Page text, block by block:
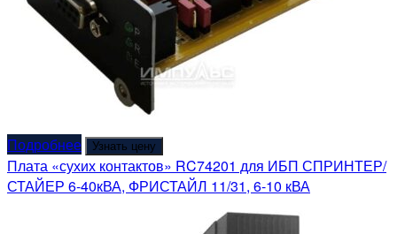
Подробнее Узнать цену
Плата «сухих контактов» RC74201 для ИБП СПРИНТЕР/
СТАЙЕР 6-40кВА, ФРИСТАЙЛ 11/31, 6-10 кВА